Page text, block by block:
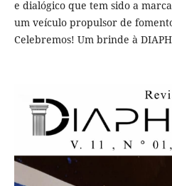
e dialógico que tem sido a
um veículo propulsor de
Celebremos! Um brinde à